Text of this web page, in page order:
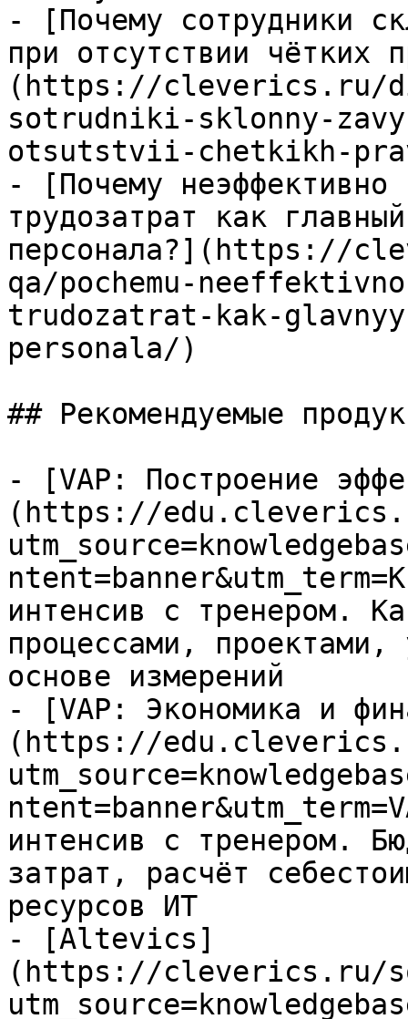
- [Почему сотрудники
при отсутствии чётких
(https://cleverics.ru/
sotrudniki-sklonny-
otsutstvii-chetkikh-
- [Почему неэффективно
трудозатрат как
персонала?](https://
qa/pochemu-
trudozatrat-kak-
personala/)
## Рекомендуемые
- [VAP: Построение
(https://
интенсив с тренером.
процессами, проектами,
основе измерений
- [VAP: Экономика и
(https://
интенсив с тренером.
затрат, расчёт
ресурсов ИТ
- [Altevics]
(https://cleverics.ru/